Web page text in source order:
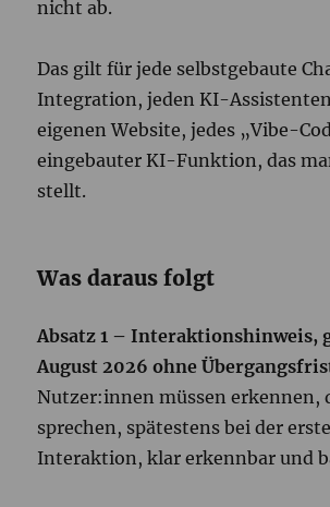
nicht ab.
Das gilt für jede selbstgebaute
Integration, jeden KI-
eigenen Website, jedes „Vibe-
eingebauter KI-Funktion, das
stellt.
Was daraus folgt
Absatz 1 – Interaktionshinweis,
August 2026 ohne
Nutzer:innen müssen erkennen,
sprechen, spätestens bei der
Interaktion, klar erkennbar und